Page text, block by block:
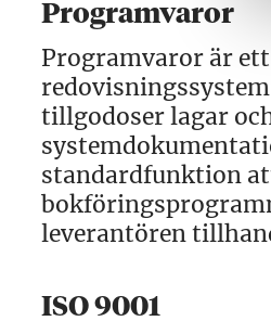
Programvaror
Programvaror är
tillgodoser lagar
standardfunktion
leverantören
ISO 9001